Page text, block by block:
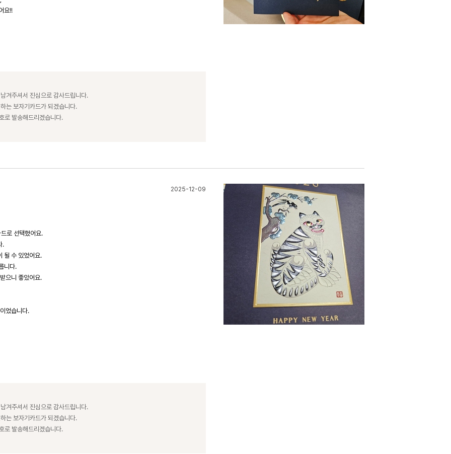
요!!
겨주셔서 진심으로 감사드립니다.
는 보자기카드가 되겠습니다.
로 발송해드리겠습니다.
2025-12-09
로 선택했어요.
.
될 수 있었어요.
니다.
으니 좋았어요.
었습니다.
겨주셔서 진심으로 감사드립니다.
는 보자기카드가 되겠습니다.
로 발송해드리겠습니다.